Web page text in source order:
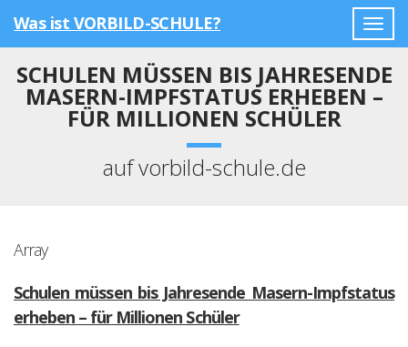
Was ist VORBILD-SCHULE?
SCHULEN MÜSSEN BIS JAHRESENDE
MASERN-IMPFSTATUS ERHEBEN –
FÜR MILLIONEN SCHÜLER
auf vorbild-schule.de
Array
Schulen müssen bis Jahresende Masern-Impfstatus
erheben – für Millionen Schüler